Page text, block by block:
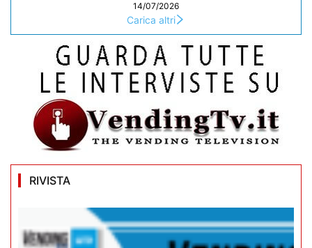
14/07/2026
Carica altri
RIVISTA